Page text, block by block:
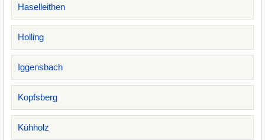
Haselleithen
Holling
Iggensbach
Kopfsberg
Kühholz